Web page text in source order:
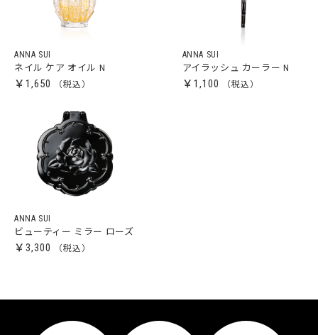
ANNA SUI
ネイル ケア オイル N
￥1,650
ANNA SUI
アイラッシュ カーラー N
￥1,100
ANNA SUI
ビューティー ミラー ローズ
￥3,300